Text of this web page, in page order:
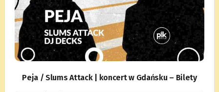
Peja / Slums Attack | koncert w Gdańsku – Bilety